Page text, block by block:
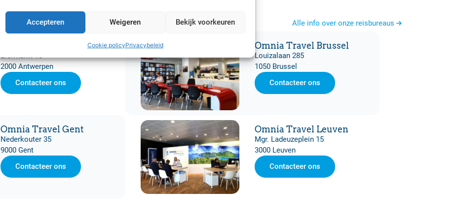
Accepteren Weigeren Bekijk voorkeuren
Cookie policyPrivacybeleid
Alle info over onze reisbureaus
Omnia Travel Antwerpen
Eiermarkt 13
2000 Antwerpen
Contacteer ons
Omnia Travel Brussel
Louizalaan 285
1050 Brussel
Contacteer ons
Omnia Travel Gent
Nederkouter 35
9000 Gent
Contacteer ons
Omnia Travel Leuven
Mgr. Ladeuzeplein 15
3000 Leuven
Contacteer ons